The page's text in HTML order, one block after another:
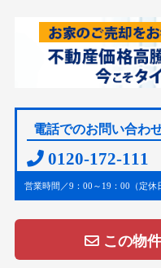
電話でのお問い合わ
0120-172-111
営業時間／9：00～19：00（定休
この物